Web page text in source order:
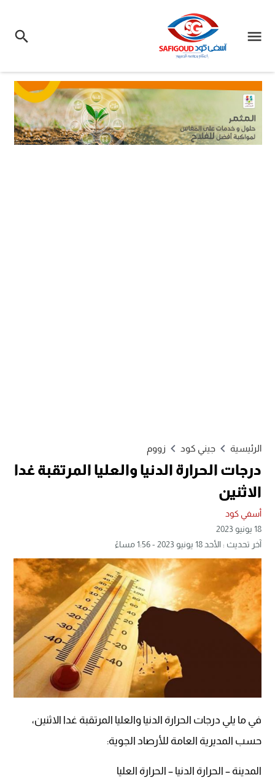
الرئيسية جيني كود زووم
درجات الحرارة الدنيا والعليا المرتقبة غدا
الاثنين
أسفي كود
18 يونيو 2023
آخر تحديث : الأحد 18 يونيو 2023 - 1:56 مساءً
في ما يلي درجات الحرارة الدنيا والعليا المرتقبة غدا الاثنين،
حسب المديرية العامة للأرصاد الجوية:
المدينة – الحرارة الدنيا – الحرارة العليا